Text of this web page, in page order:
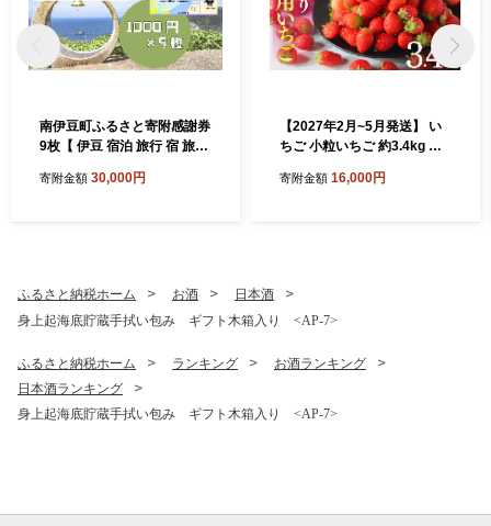
南伊豆町ふるさと寄附感謝券
9枚【 伊豆 宿泊 旅行 宿 旅館
ティ 南伊豆 クーポン 宿泊券
寄附金額 30,000円
【2027年2月~5月発送】 い
ちご 小粒いちご 約3.4kg 恋
ちご 大容量 加工用 イチゴ st
ちご 静岡県 南伊豆町 みなみ
寄附金額 16,000円
ふるさと納税ホーム お酒
日本酒
身上起海底貯蔵手拭い包み ギフト木箱入り <AP-7>
ふるさと納税ホーム ランキング
お酒ランキング
日本酒ランキング
身上起海底貯蔵手拭い包み ギフト木箱入り <AP-7>